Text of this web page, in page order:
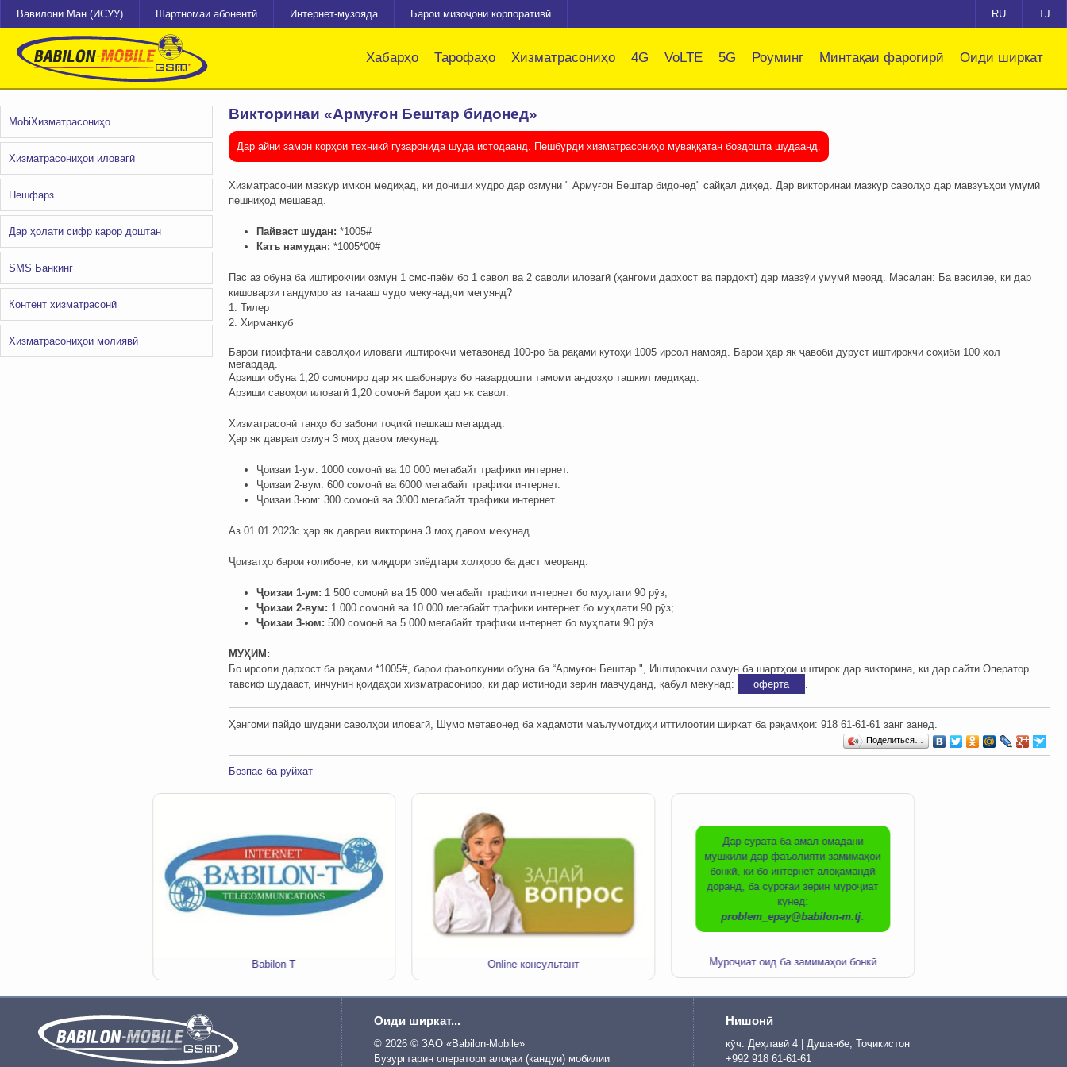
Вавилони Ман (ИСУУ) Шартномаи абонентӣ Интернет-музояда Барои мизоҷони корпоративӣ RU TJ
Хабарҳо Тарофаҳо Хизматрасониҳо 4G VoLTE 5G Роуминг Минтақаи фарогирӣ Оиди ширкат
MobiХизматрасониҳо
Хизматрасониҳои иловагӣ
Пешфарз
Дар ҳолати сифр карор доштан
SMS Банкинг
Контент хизматрасонӣ
Хизматрасониҳои молиявӣ
Викторинаи «Армуғон Бештар бидонед»
Дар айни замон корҳои техникӣ гузаронида шуда истодаанд. Пешбурди хизматрасониҳо муваққатан боздошта шудаанд.
Хизматрасонии мазкур имкон медиҳад, ки дониши худро дар озмуни " Армуғон Бештар бидонед" сайқал диҳед. Дар викторинаи мазкур саволҳо дар мавзуъҳои умумӣ
пешниҳод мешавад.
Пайваст шудан: *1005#
Катъ намудан: *1005*00#
Пас аз обуна ба иштирокчии озмун 1 смс-паём бо 1 савол ва 2 саволи иловагӣ (ҳангоми дархост ва пардохт) дар мавзӯи умумӣ меояд. Масалан: Ба василае, ки дар
кишоварзи гандумро аз танааш чудо мекунад,чи мегуянд?
1. Тилер
2. Хирманкуб
Барои гирифтани саволҳои иловагӣ иштирокчӣ метавонад 100-ро ба рақами кутоҳи 1005 ирсол намояд. Барои ҳар як ҷавоби дуруст иштирокчӣ соҳиби 100 хол
мегардад.
Арзиши обуна 1,20 сомониро дар як шабонаруз бо назардошти тамоми андозҳо ташкил медиҳад.
Арзиши савоҳои иловагӣ 1,20 сомонӣ барои ҳар як савол.
Хизматрасонӣ танҳо бо забони тоҷикӣ пешкаш мегардад.
Ҳар як давраи озмун 3 моҳ давом мекунад.
Ҷоизаи 1-ум: 1000 сомонӣ ва 10 000 мегабайт трафики интернет.
Ҷоизаи 2-вум: 600 сомонӣ ва 6000 мегабайт трафики интернет.
Ҷоизаи 3-юм: 300 сомонӣ ва 3000 мегабайт трафики интернет.
Аз 01.01.2023с ҳар як давраи викторина 3 моҳ давом мекунад.
Ҷоизатҳо барои ғолибоне, ки миқдори зиёдтари холҳоро ба даст меоранд:
Ҷоизаи 1-ум: 1 500 сомонӣ ва 15 000 мегабайт трафики интернет бо муҳлати 90 рӯз;
Ҷоизаи 2-вум: 1 000 сомонӣ ва 10 000 мегабайт трафики интернет бо муҳлати 90 рӯз;
Ҷоизаи 3-юм: 500 сомонӣ ва 5 000 мегабайт трафики интернет бо муҳлати 90 рӯз.
МУҲИМ:
Бо ирсоли дархост ба рақами *1005#, барои фаъолкунии обуна ба “Армуғон Бештар ", Иштирокчии озмун ба шартҳои иштирок дар викторина, ки дар сайти Оператор
тавсиф шудааст, инчунин қоидаҳои хизматрасониро, ки дар истиноди зерин мавҷуданд, қабул мекунад:
оферта .
Ҳангоми пайдо шудани саволҳои иловагӣ, Шумо метавонед ба хадамоти маълумотдиҳи иттилоотии ширкат ба рақамҳои: ‎‎918 61-61-61 занг занед.
Поделиться…
Бозпас ба рӯйхат
Babilon-T Online консультант
Дар сурата ба амал омадани
мушкилӣ дар фаъолияти замимаҳои
бонкӣ, ки бо интернет алоқамандӣ
доранд, ба суроғаи зерин муроҷиат
кунед:
problem_epay@babilon-m.tj.
Муроҷиат оид ба замимаҳои бонкӣ
Оиди ширкат...
© 2026 © ЗАО «Babilon-Mobile»
Бузургтарин оператори алоқаи (кандуи) мобилии
Нишонӣ
кӯч. Деҳлавӣ 4 | Душанбе, Тоҷикистон
+992 918 61-61-61